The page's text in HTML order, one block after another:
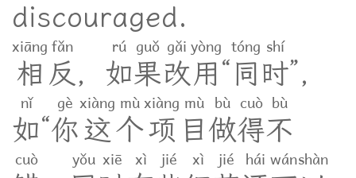
discouraged.
相
xiāng
反
fǎn
， 如
rú
果
guǒ
改
gǎi
用
yòng
“同
tóng
时
shí
”，
如
nǐ
“你
gè
这
xiàng
个
mù
项
xiàng
目
mù
做
bù
得
cuò
不
bù
cuò yǒu xiē xì jié xì jié hái wánshàn